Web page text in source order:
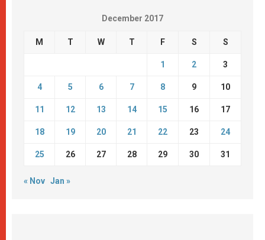
December 2017
M T W T F S S
1 2 3
4 5 6 7 8 9 10
11 12 13 14 15 16 17
18 19 20 21 22 23 24
25 26 27 28 29 30 31
« Nov Jan »